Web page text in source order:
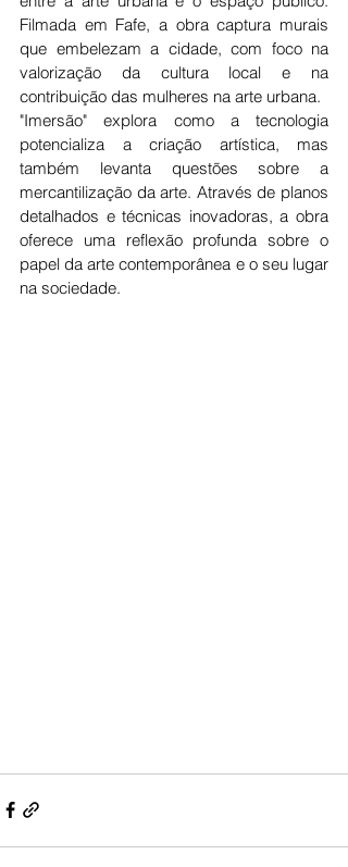
Filmada em Fafe, a obra captura murais
que embelezam a cidade, com foco na
valorização da cultura local e na
contribuição das mulheres na arte urbana.
"Imersão" explora como a tecnologia
potencializa a criação artística, mas
também levanta questões sobre a
mercantilização da arte. Através de planos
detalhados e técnicas inovadoras, a obra
oferece uma reflexão profunda sobre o
papel da arte contemporânea e o seu lugar
na sociedade.